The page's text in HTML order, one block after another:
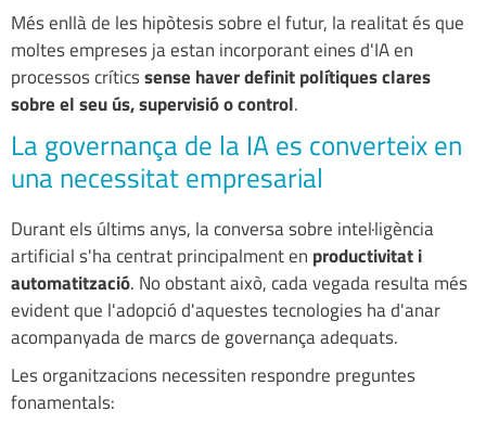
Més enllà de les hipòtesis sobre el futur, la realitat és que
moltes empreses ja estan incorporant eines d'IA en
processos críticssense haver definit polítiques clares
sobre el seu ús, supervisió o control.
La governança de la IA es converteix en
una necessitat empresarial
Durant els últims anys, la conversa sobre intel·ligència
artificial s'ha centrat principalment en productivitat i
automatització. No obstant això, cada vegada resulta més
evident que l'adopció d'aquestes tecnologies ha d'anar
acompanyada de marcs de governança adequats.
Les organitzacions necessiten respondre preguntes
fonamentals: